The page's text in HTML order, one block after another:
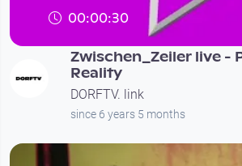
00:00:30
Zwischen_Zeiler live -
Reality
DORFTV. link
since 6 years 5 months